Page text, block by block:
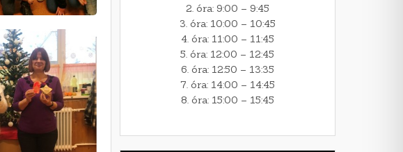
2. óra: 9:00 – 9:45
3. óra: 10:00 – 10:45
4. óra: 11:00 – 11:45
5. óra: 12:00 – 12:45
6. óra: 12:50 – 13:35
7. óra: 14:00 – 14:45
8. óra: 15:00 – 15:45